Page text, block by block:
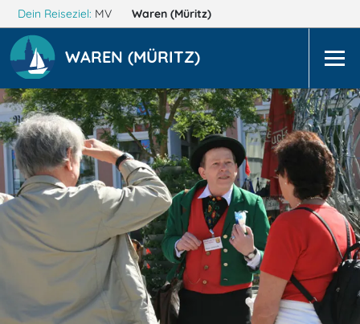
Dein Reiseziel: MV Waren (Müritz)
WAREN (MÜRITZ)